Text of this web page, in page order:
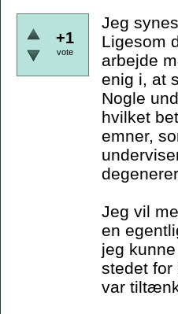
+1
vote
Jeg
Ligesom
arbejde
enig i, at
Nogle
hvilket
emner,
Jeg vil
en
jeg
stedet for
var